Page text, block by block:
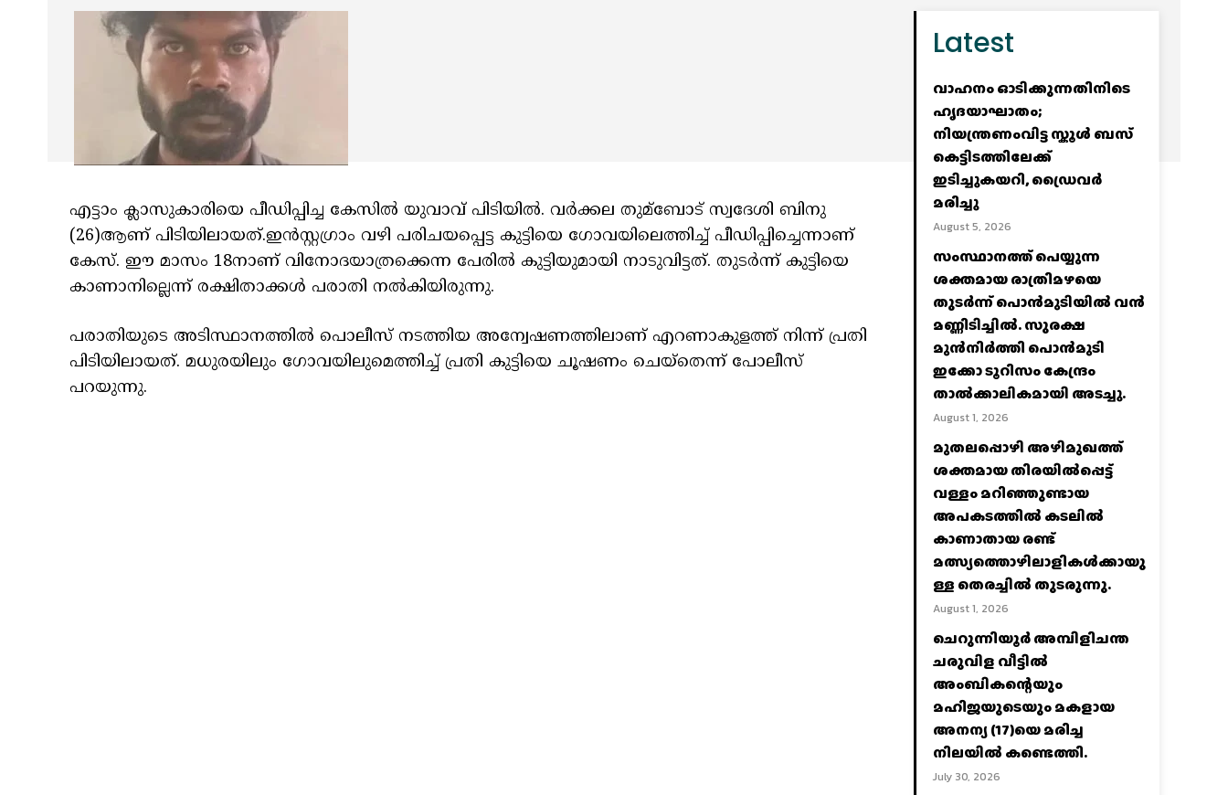
എട്ടാം ക്ലാസുകാരിയെ പീഡിപ്പിച്ച കേസില്‍ യുവാവ് പിടിയില്‍. വർക്കല തുമ്ബോട് സ്വദേശി ബിനു
(26)ആണ് പിടിയിലായത്.ഇൻസ്റ്റഗ്രാം വഴി പരിചയപ്പെട്ട കുട്ടിയെ ഗോവയിലെത്തിച്ച്‌ പീഡിപ്പിച്ചെന്നാണ്
കേസ്. ഈ മാസം 18നാണ് വിനോദയാത്രക്കെന്ന പേരില്‍ കുട്ടിയുമായി നാടുവിട്ടത്. തുടർന്ന് കുട്ടിയെ
കാണാനില്ലെന്ന് രക്ഷിതാക്കള്‍ പരാതി നല്‍കിയിരുന്നു.
പരാതിയുടെ അടിസ്ഥാനത്തില്‍ പൊലീസ് നടത്തിയ അന്വേഷണത്തിലാണ് എറണാകുളത്ത് നിന്ന് പ്രതി
പിടിയിലായത്. മധുരയിലും ഗോവയിലുമെത്തിച്ച്‌ പ്രതി കുട്ടിയെ ചൂഷണം ചെയ്തെന്ന് പോലീസ്
പറയുന്നു.
Latest
വാഹനം ഓടിക്കുന്നതിനിടെ
ഹൃദയാഘാതം;
നിയന്ത്രണംവിട്ട സ്കൂൾ ബസ്
കെട്ടിടത്തിലേക്ക്
ഇടിച്ചുകയറി, ഡ്രൈവർ
മരിച്ചു
August 5, 2026
സംസ്ഥാനത്ത് പെയ്യുന്ന
ശക്തമായ രാത്രിമഴയെ
തുടർന്ന് പൊൻമുടിയില്‍ വൻ
മണ്ണിടിച്ചില്‍. സുരക്ഷ
മുൻനിർത്തി പൊൻമുടി
ഇക്കോ ടൂറിസം കേന്ദ്രം
താല്‍ക്കാലികമായി അടച്ചു.
August 1, 2026
മുതലപ്പൊഴി അഴിമുഖത്ത്
ശക്തമായ തിരയിൽപ്പെട്ട്
വള്ളം മറിഞ്ഞുണ്ടായ
അപകടത്തിൽ കടലിൽ
കാണാതായ രണ്ട്
മത്സ്യത്തൊഴിലാളികൾക്കായു
ള്ള തെരച്ചിൽ തുടരുന്നു.
August 1, 2026
ചെറുന്നിയൂർ അമ്പിളിചന്ത
ചരുവിള വീട്ടിൽ
അംബികന്റെയും
മഹിജയുടെയും മകളായ
അനന്യ (17)യെ മരിച്ച
നിലയിൽ കണ്ടെത്തി.
July 30, 2026